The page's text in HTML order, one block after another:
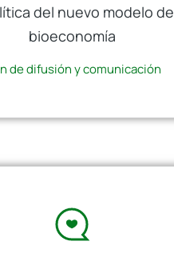
del nuevo modelo de
bioeconomía
de difusión y comunicación